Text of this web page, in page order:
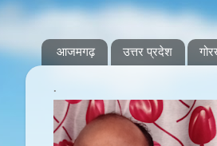
आजमगढ़ उत्तर प्रदेश
.